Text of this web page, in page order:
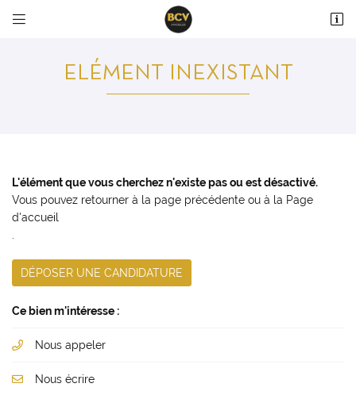
 
36 avenue du Maréchal Maunoury
02 37 99 93 28
En cochant cette case, vous consentez à recevoir nos propositions commerciales à
l'adresse email indiqué ci-dessus. Vous pouvez vous désinscrire à tout moment en
ELÉMENT INEXISTANT
L'élément que vous cherchez n'existe pas ou est désactivé.
Vous pouvez retourner à la page précédente ou à la Page
d'accueil
DÉPOSER UNE CANDIDATURE
Ce bien m'intéresse :
Nous appeler
Nous écrire